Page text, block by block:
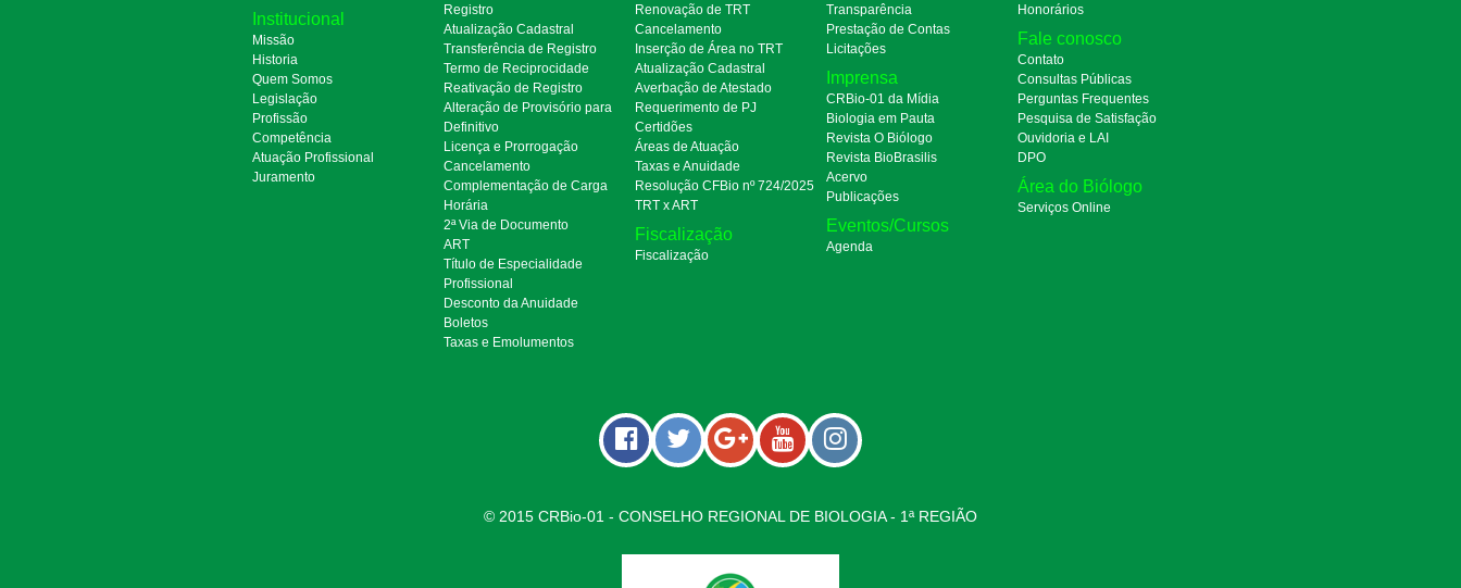
Institucional
Missão
Historia
Quem Somos
Legislação
Profissão
Competência
Atuação Profissional
Juramento
Registro
Atualização Cadastral
Transferência de Registro
Termo de Reciprocidade
Reativação de Registro
Alteração de Provisório para
Definitivo
Licença e Prorrogação
Cancelamento
Complementação de Carga
Horária
2ª Via de Documento
ART
Título de Especialidade
Profissional
Desconto da Anuidade
Boletos
Taxas e Emolumentos
Renovação de TRT
Cancelamento
Inserção de Área no TRT
Atualização Cadastral
Averbação de Atestado
Requerimento de PJ
Certidões
Áreas de Atuação
Taxas e Anuidade
Resolução CFBio nº 724/2025
TRT x ART
Fiscalização
Fiscalização
Transparência
Prestação de Contas
Licitações
Imprensa
CRBio-01 da Mídia
Biologia em Pauta
Revista O Biólogo
Revista BioBrasilis
Acervo
Publicações
Eventos/Cursos
Agenda
Honorários
Fale conosco
Contato
Consultas Públicas
Perguntas Frequentes
Pesquisa de Satisfação
Ouvidoria e LAI
DPO
Área do Biólogo
Serviços Online
© 2015 CRBio-01 - CONSELHO REGIONAL DE BIOLOGIA - 1ª REGIÃO